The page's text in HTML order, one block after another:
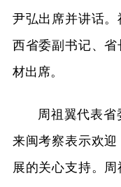
尹弘出席并讲话
西省委副书记、
材出席。
周祖翼代表
来闽考察表示欢
展的关心支持。